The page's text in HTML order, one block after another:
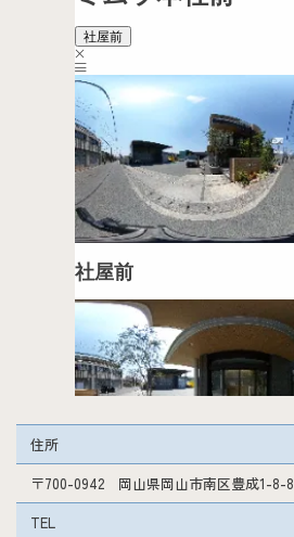
住所
〒700-0942 岡山県岡山市南区豊成1-8-8
TEL